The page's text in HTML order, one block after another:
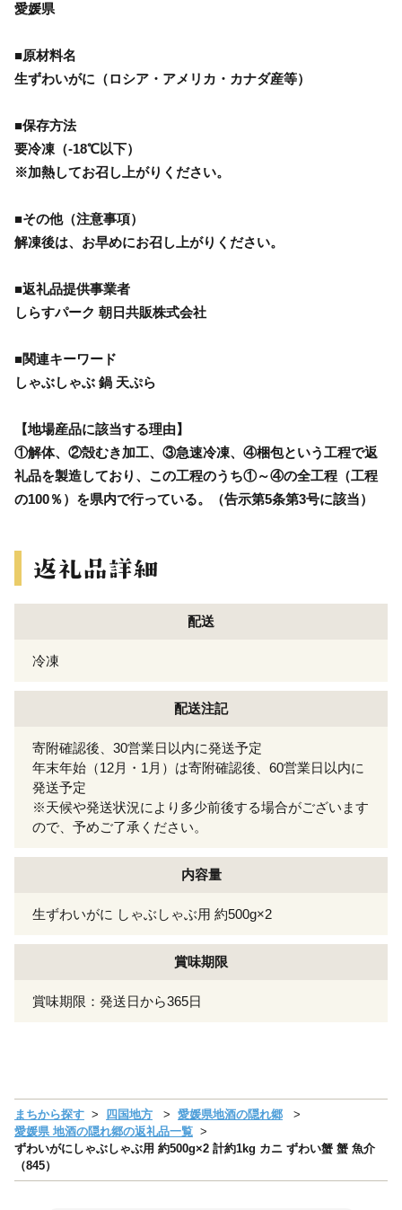
愛媛県
■原材料名
生ずわいがに（ロシア・アメリカ・カナダ産等）
■保存方法
要冷凍（-18℃以下）
※加熱してお召し上がりください。
■その他（注意事項）
解凍後は、お早めにお召し上がりください。
■返礼品提供事業者
しらすパーク 朝日共販株式会社
■関連キーワード
しゃぶしゃぶ 鍋 天ぷら
【地場産品に該当する理由】
①解体、②殻むき加工、③急速冷凍、④梱包という工程で返
礼品を製造しており、この工程のうち①～④の全工程（工程
の100％）を県内で行っている。（告示第5条第3号に該当）
配送
冷凍
配送注記
寄附確認後、30営業日以内に発送予定
年末年始（12月・1月）は寄附確認後、60営業日以内に
発送予定
※天候や発送状況により多少前後する場合がございます
ので、予めご了承ください。
内容量
生ずわいがに しゃぶしゃぶ用 約500g×2
賞味期限
賞味期限：発送日から365日
まちから探す 四国地方
愛媛県地酒の隠れ郷
愛媛県 地酒の隠れ郷の返礼品一覧
ずわいがにしゃぶしゃぶ用 約500g×2 計約1kg カニ ずわい蟹 蟹 魚介
（845）